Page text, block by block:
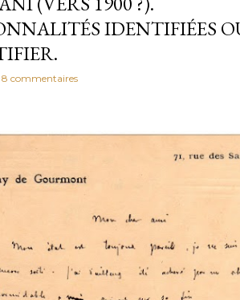
IDENTIFIÉES
8 commentaires